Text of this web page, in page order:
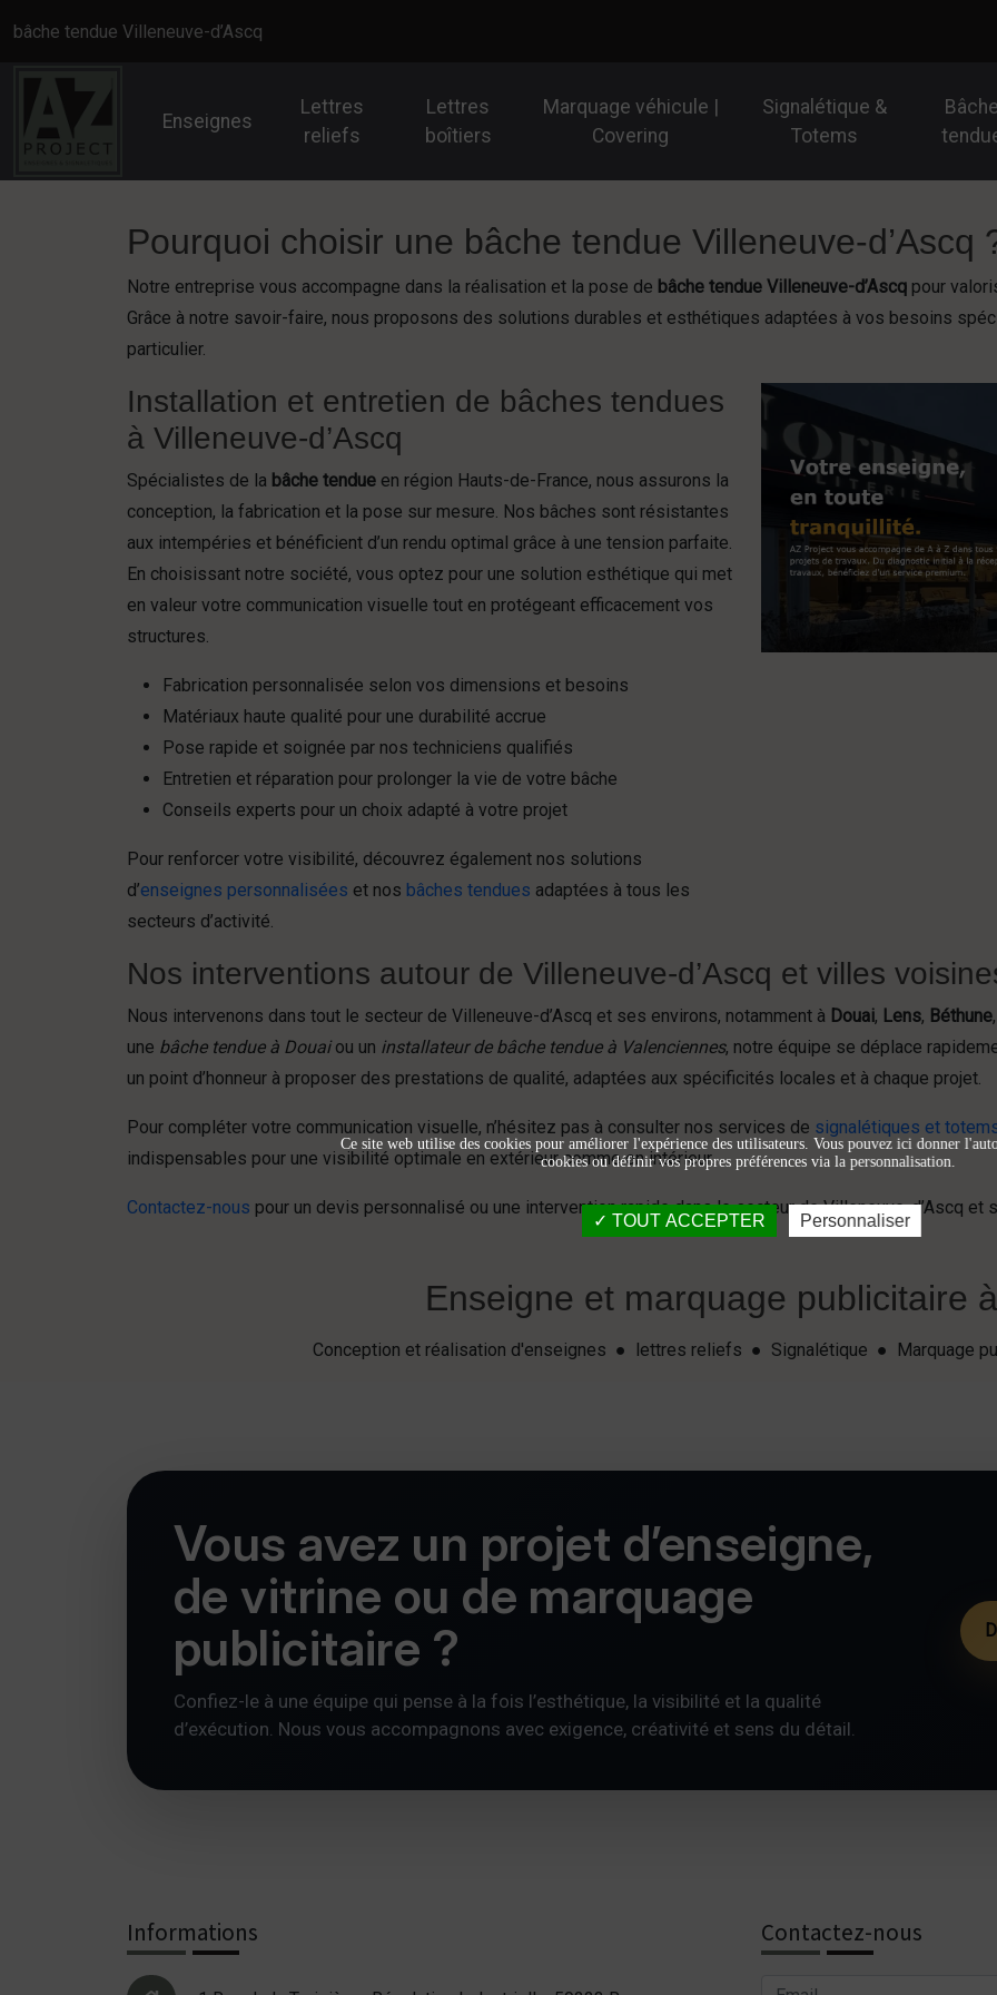
bâche tendue Villeneuve-d’Ascq
Enseignes
Lettres
reliefs
Lettres
boîtiers
Marquage véhicule |
Covering
Signalétique &
Totems
Pourquoi choisir une bâche tendue Villeneuve-d’Ascq
Notre entreprise vous accompagne dans la réalisation et la pose de bâche tendue Villeneuve-d’Ascq pour
Grâce à notre savoir-faire, nous proposons des solutions durables et esthétiques adaptées à vos besoins
particulier.
Installation et entretien de bâches tendues
à Villeneuve-d’Ascq
Spécialistes de la bâche tendue en région Hauts-de-France, nous assurons la
conception, la fabrication et la pose sur mesure. Nos bâches sont résistantes
aux intempéries et bénéficient d’un rendu optimal grâce à une tension parfaite.
En choisissant notre société, vous optez pour une solution esthétique qui met
en valeur votre communication visuelle tout en protégeant efficacement vos
structures.
Fabrication personnalisée selon vos dimensions et besoins
Matériaux haute qualité pour une durabilité accrue
Pose rapide et soignée par nos techniciens qualifiés
Entretien et réparation pour prolonger la vie de votre bâche
Conseils experts pour un choix adapté à votre projet
Pour renforcer votre visibilité, découvrez également nos solutions
d’enseignes personnalisées et nos bâches tendues adaptées à tous les
secteurs d’activité.
Nos interventions autour de Villeneuve-d’Ascq et villes
Nous intervenons dans tout le secteur de Villeneuve-d’Ascq et ses environs, notamment à Douai, Lens, Béthune
une bâche tendue à Douaiou un installateur de bâche tendue à Valenciennes, notre équipe se déplace
un point d’honneur à proposer des prestations de qualité, adaptées aux spécificités locales et à chaque projet.
Pour compléter votre communication visuelle, n’hésitez pas à consulter nos services de signalétiques et
indispensables pour une visibilité optimale en extérieur comme en intérieur.
Contactez-nous pour un devis personnalisé ou une intervention rapide dans le secteur de Villeneuve-d’Ascq et
Enseigne et marquage publicitaire
Conception et réalisation d'enseignes ● lettres reliefs ● Signalétique ● Marquage
Vous avez un projet d’enseigne,
de vitrine ou de marquage
publicitaire ?
Confiez-le à une équipe qui pense à la fois l’esthétique, la visibilité et la qualité
d’exécution. Nous vous accompagnons avec exigence, créativité et sens du détail.
Informations Contactez-nous
Ce site web utilise des cookies pour améliorer l'expérience des utilisateurs. Vous pouvez ici donner
cookies ou définir vos propres préférences via la personnalisation.
TOUT ACCEPTER Personnaliser